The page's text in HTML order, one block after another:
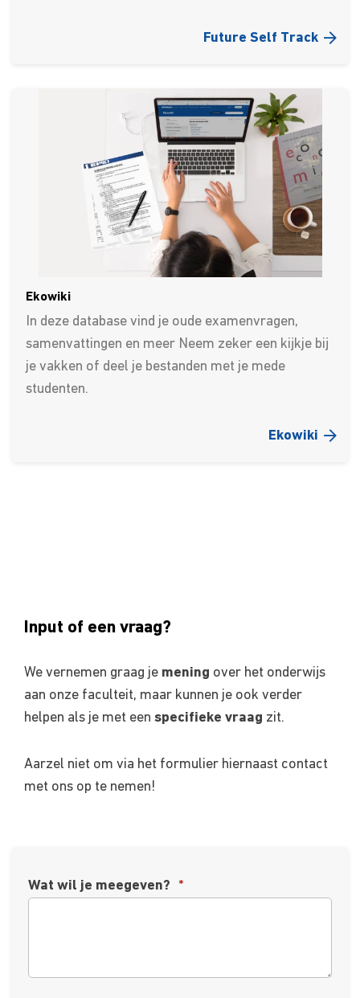
Future Self Track
Ekowiki
In deze database vind je oude examenvragen,
samenvattingen en meer Neem zeker een kijkje bij
je vakken of deel je bestanden met je mede
studenten.
Ekowiki
Input of een vraag?
We vernemen graag je mening over het onderwijs
aan onze faculteit, maar kunnen je ook verder
helpen als je met een specifieke vraag zit.
Aarzel niet om via het formulier hiernaast contact
met ons op te nemen!
Wat wil je meegeven? *